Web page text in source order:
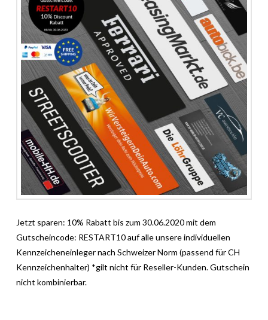
Jetzt sparen: 10% Rabatt bis zum 30.06.2020 mit dem
Gutscheincode: RESTART10 auf alle unsere individuellen
Kennzeicheneinleger nach Schweizer Norm (passend für CH
Kennzeichenhalter) *gilt nicht für Reseller-Kunden. Gutschein
nicht kombinierbar.